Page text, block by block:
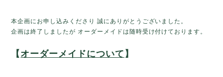
本企画にお申し込みくださり 誠にありがとうございました。
企画は終了しましたが オーダーメイドは随時受け付けております。
【 オーダーメイドについて 】